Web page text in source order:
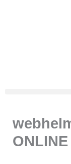
ONLINE